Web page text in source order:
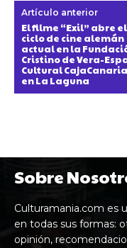
Artículo anterior
El filme “Exil” abre el
ciclo de cine alemán
actual en la
Cristino de Vera-
Cultural
en La Laguna
Sobre
Culturamania.com es
en todas sus formas:
opinión,